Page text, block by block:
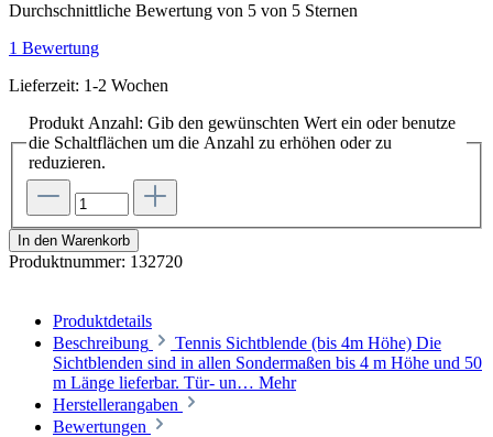
Durchschnittliche Bewertung von 5 von 5 Sternen
1 Bewertung
Lieferzeit: 1-2 Wochen
Produkt Anzahl: Gib den gewünschten Wert ein oder benutze
die Schaltflächen um die Anzahl zu erhöhen oder zu
reduzieren.
In den Warenkorb
Produktnummer: 132720
Produktdetails
Beschreibung
Tennis Sichtblende (bis 4m Höhe) Die
Sichtblenden sind in allen Sondermaßen bis 4 m Höhe und 50
m Länge lieferbar. Tür- un… Mehr
Herstellerangaben
Bewertungen